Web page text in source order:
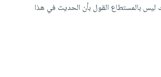
ليس بالمستطاع القول بأن الحديث في هذا